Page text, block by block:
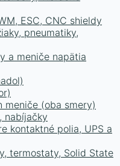
ESC, CNC shieldy
pneumatiky,
a meniče napätia
(oba smery)
nabíjačky
kontaktné polia, UPS a
termostaty, Solid State